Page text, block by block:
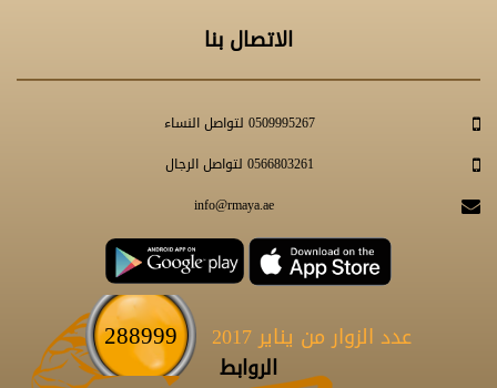
الاتصال بنا
0509995267 لتواصل النساء
0566803261 لتواصل الرجال
info@rmaya.ae
عدد الزوار من يناير 2017 288999
الروابط